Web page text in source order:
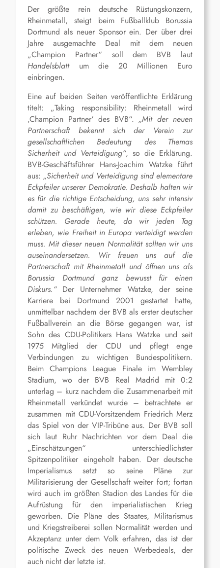
Der größte rein deutsche Rüstungskonzern,
Rheinmetall, steigt beim Fußballklub Borussia
Dortmund als neuer Sponsor ein. Der über drei
Jahre ausgemachte Deal mit dem neuen
„Champion Partner“ soll dem BVB laut
Handelsblattum die 20 Millionen Euro
einbringen.
Eine auf beiden Seiten veröffentlichte Erklärung
titelt: „Taking responsibility: Rheinmetall wird
‚Champion Partner‘ des BVB“.„Mit der neuen
Partnerschaft bekennt sich der Verein zur
gesellschaftlichen Bedeutung des Themas
Sicherheit und Verteidigung“, so die Erklärung.
BVB-Geschäftsführer Hans-Joachim Watzke führt
aus:„Sicherheit und Verteidigung sind elementare
Eckpfeiler unserer Demokratie. Deshalb halten wir
es für die richtige Entscheidung, uns sehr intensiv
damit zu beschäftigen, wie wir diese Eckpfeiler
schützen. Gerade heute, da wir jeden Tag
erleben, wie Freiheit in Europa verteidigt werden
muss. Mit dieser neuen Normalität sollten wir uns
auseinandersetzen. Wir freuen uns auf die
Partnerschaft mit Rheinmetall und öffnen uns als
Borussia Dortmund ganz bewusst für einen
Diskurs.“ Der Unternehmer Watzke, der seine
Karriere bei Dortmund 2001 gestartet hatte,
unmittelbar nachdem der BVB als erster deutscher
Fußballverein an die Börse gegangen war, ist
Sohn des CDU-Politikers Hans Watzke und seit
1975 Mitglied der CDU und pflegt enge
Verbindungen zu wichtigen Bundespolitikern.
Beim Champions League Finale im Wembley
Stadium, wo der BVB Real Madrid mit 0:2
unterlag – kurz nachdem die Zusammenarbeit mit
Rheinmetall verkündet wurde – betrachtete er
zusammen mit CDU-Vorsitzendem Friedrich Merz
das Spiel vonder VIP-Tribüne aus. Der BVB soll
sich laut Ruhr Nachrichten vor dem Deal die
„Einschätzungen“ unterschiedlichster
Spitzenpolitiker eingeholt haben. Der deutsche
Imperialismus setzt so seine Pläne zur
Militarisierung der Gesellschaft weiter fort; fortan
wird auch im größten Stadion des Landes für die
Aufrüstung für den imperialistischen Krieg
geworben. Die Pläne des Staates,Militarismus
und Kriegstreiberei sollen Normalität werden und
Akzeptanz unter dem Volk erfahren, das ist der
politische Zweck des neuen Werbedeals, der
auch nicht der letzte ist.